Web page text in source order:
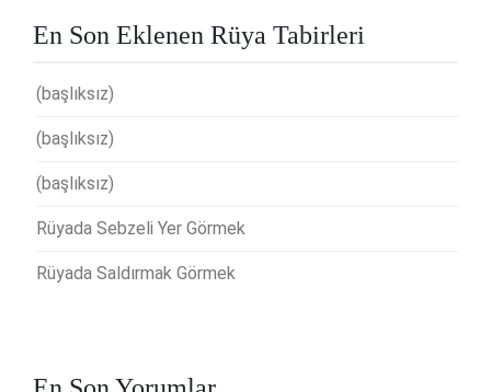
En Son Eklenen Rüya Tabirleri
(başlıksız)
(başlıksız)
(başlıksız)
Rüyada Sebzeli Yer Görmek
Rüyada Saldırmak Görmek